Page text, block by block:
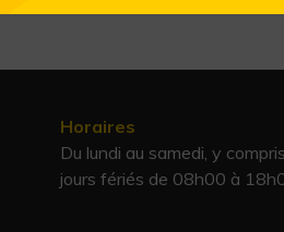
Horaires
Du lundi au samedi, y
jours fériés de 08h00 à